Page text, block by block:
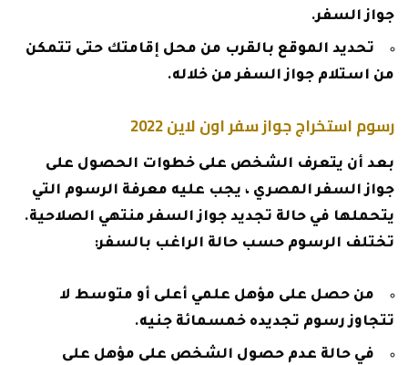
جواز السفر.
تحديد الموقع بالقرب من محل إقامتك حتى تتمكن
من استلام جواز السفر من خلاله.
رسوم استخراج جواز سفر اون لاين 2022
بعد أن يتعرف الشخص على خطوات الحصول على
جواز السفر المصري ، يجب عليه معرفة الرسوم التي
يتحملها في حالة تجديد جواز السفر منتهي الصلاحية.
تختلف الرسوم حسب حالة الراغب بالسفر:
من حصل على مؤهل علمي أعلى أو متوسط ​​لا
تتجاوز رسوم تجديده خمسمائة جنيه.
في حالة عدم حصول الشخص على مؤهل على